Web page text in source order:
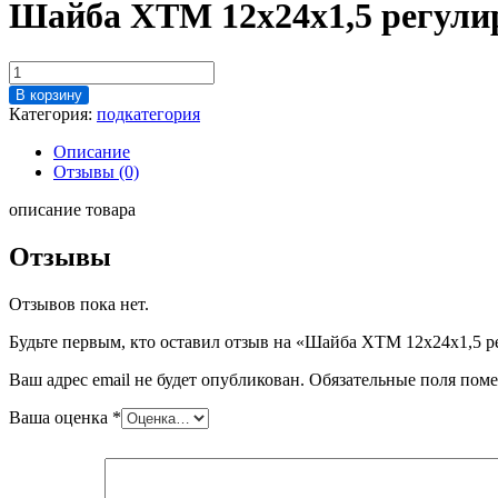
Шайба ХТМ 12х24х1,5
Количество
товара
Шайба
12х24х1,5
регулир.
В корзину
Категория: подкатегория
Описание
Отзывы (0)
описание товара
Отзывы
Отзывов пока нет.
Будьте первым, кто оставил отзыв на «Шайба ХТМ 12х24х1,5
Ваш адрес email не будет опубликован. Обязательные поля
Ваша оценка *